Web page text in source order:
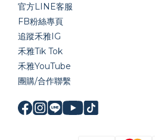
官方LINE客服
FB粉絲專頁
追蹤禾雅IG
禾雅Tik Tok
禾雅YouTube
團購/合作聯繫